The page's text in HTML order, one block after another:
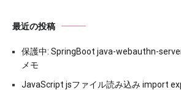
最近の投稿
保護中: SpringBoot java-webauthn-
メモ
JavaScript jsファイル読み込み import